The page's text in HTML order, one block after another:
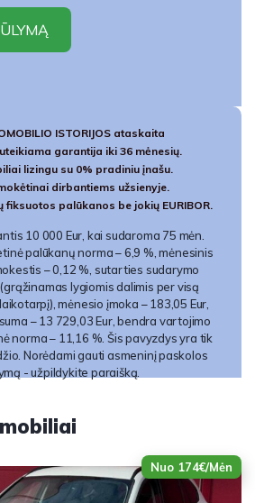
ISTORIJOS ataskaita
garantija iki 36 mėnesių.
lizingu su 0% pradiniu įnašu.
dirbantiems užsienyje.
fiksuotos palūkanos be jokių EURIBOR.
10 000 Eur, kai sudaroma 75 mėn.
palūkanų norma – 6,9 %, mėnesinis
– 0,12 %, sutarties sudarymo
lygiomis dalimis per visą
mėnesio įmoka – 183,05 Eur,
– 13 729,03 Eur, bendra vartojimo
norma – 11,16 %. Šis pavyzdys yra tik
Norėdami gauti asmeninį paskolos
- užpildykite paraišką.
Nuo 174€/Mėn